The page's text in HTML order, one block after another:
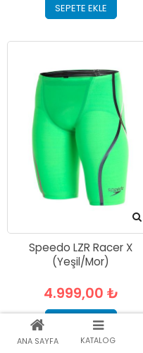
ANA SAYFA KATALOG
SEPETE EKLE
Speedo LZR Racer X
(Yeşil/Mor)
4.999,00 ₺
SEPETE EKLE